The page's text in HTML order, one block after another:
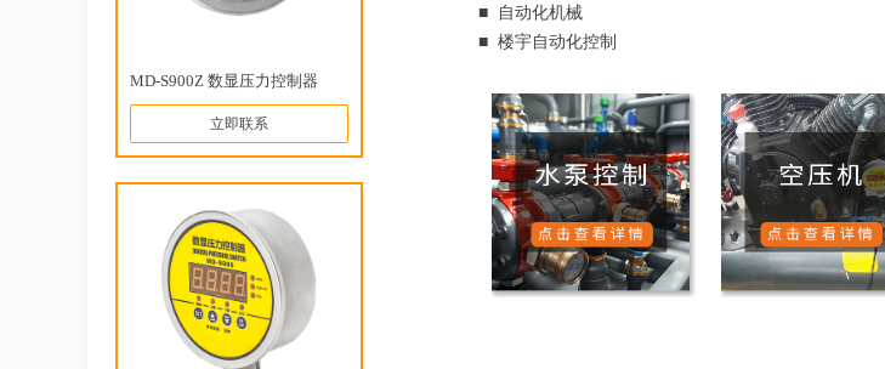
MD-S900Z 数显压力控制器
立即联系
■ 自动化机械
■ 楼宇自动化控制